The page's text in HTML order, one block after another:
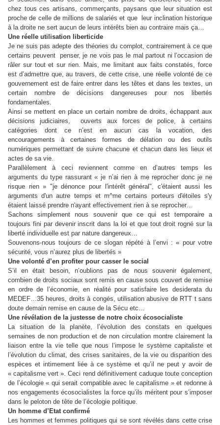
chez tous ces artisans, commerçants, paysans que leur situation est
proche de celle de millions de salariés et que leur inclination historique
à la droite ne sert aucun de leurs intérêts bien au contraire mais ça…
Une réelle utilisation liberticide
Je ne suis pas adepte des théories du complot, contrairement à ce que
certains peuvent penser, je ne vois pas le mal partout ni l’occasion de
râler sur tout et sur rien. Mais, me limitant aux faits constatés, force
est d’admettre que, au travers, de cette crise, une réelle volonté de ce
gouvernement est de faire entrer dans les têtes et dans les textes, un
certain nombre de décisions dangereuses pour nos libertés
fondamentales.
Ainsi se mettent en place un certain nombre de droits, échappant aux
décisions judiciaires, ouverts aux forces de police, à certains
catégories dont ce n’est en aucun cas la vocation, des
encouragements à certaines formes de délation ou des outils
numériques permettant de suivre chacune et chacun dans les lieux et
actes de sa vie.
Parallèlement à ceci reviennent comme en d’autres temps les
arguments du type rassurant « je n’ai rien à me reprocher donc je ne
risque rien » "je dénonce pour l'intérêt général", c'étaient aussi les
arguments d'un autre temps et m^me certains porteurs d'étoiles s'y
étaient laissé prendre n'ayant effectivement rien à se reprocher…
Sachons simplement nous souvenir que ce qui est temporaire a
toujours fini par devenir inscrit dans la loi et que tout droit rogné sur la
liberté individuelle est par nature dangereux…
Souvenons-nous toujours de ce slogan répété à l’envi : « pour votre
sécurité, vous n’aurez plus de libertés »
Une volonté d’en profiter pour casser le social
S’il en était besoin, n’oublions pas de nous souvenir également,
combien de droits sociaux sont remis en cause sous couvert de remise
en ordre de l’économie, en réalité pour satisfaire les desiderata du
MEDEF…35 heures, droits à congés, utilisation abusive de RTT t sans
doute demain remise en cause de la Sécu etc…
Une révélation de la justesse de notre choix écosocialiste
La situation de la planète, l’évolution des constats en quelques
semaines de non production et de non circulation montre clairement la
liaison entre la vie telle que nous l’impose le système capitaliste et
l’évolution du climat, des crises sanitaires, de la vie ou disparition des
espèces et intimement liée à ce système et qu’il ne peut y avoir de
« capitalisme vert ». Ceci rend définitivement caduque toute conception
de l’écologie « qui serait compatible avec le capitalisme » et redonne à
nos engagements écosocialistes la force qu’ils méritent pour s’imposer
dans le peloton de tête de l’écologie politique.
Un homme d’Etat confirmé
Les hommes et femmes politiques qui se sont révélés dans cette crise